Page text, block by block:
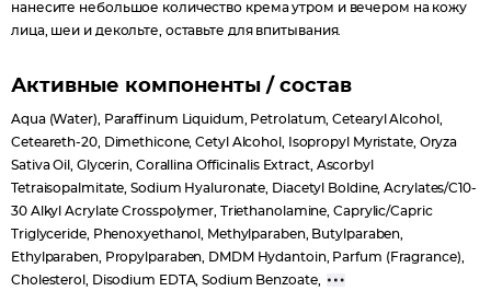
нанесите небольшое количество крема утром и вечером на кожу
лица, шеи и декольте, оставьте для впитывания.
Активные компоненты / состав
Aqua (Water), Paraffinum Liquidum, Petrolatum, Cetearyl Alcohol,
Ceteareth-20, Dimethicone, Cetyl Alcohol, Isopropyl Myristate, Oryza
Sativa Oil, Glycerin, Corallina Officinalis Extract, Ascorbyl
Tetraisopalmitate, Sodium Hyaluronate, Diacetyl Boldine, Acrylates/C10-
30 Alkyl Acrylate Crosspolymer, Triethanolamine, Caprylic/Capric
Triglyceride, Phenoxyethanol, Methylparaben, Butylparaben,
Ethylparaben, Propylparaben, DMDM Hydantoin, Parfum (Fragrance),
Cholesterol, Disodium EDTA, Sodium Benzoate,